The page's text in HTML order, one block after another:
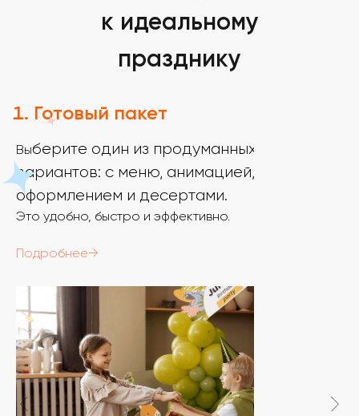
к идеальному
празднику
Готовый пакет
Выберите один из продуманных
вариантов: с меню, анимацией,
оформлением и десертами.
Это удобно, быстро и эффективно.
Подробнее→